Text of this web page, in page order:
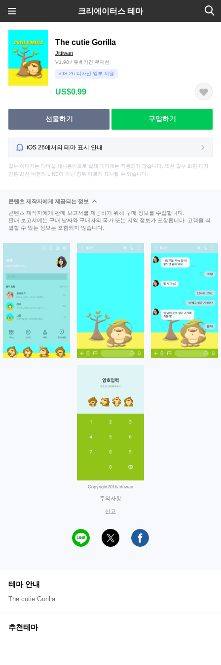
크리에이터스 테마
The cutie Gorilla
Jittiwan
V1.98 / 유효기간 무제한
iOS 26 디자인 일부 지원
US$0.99
선물하기 구입하기
iOS 26에서의 테마 표시 안내
일부 이미지는 테마샵 게시용이므로 실제 테마에는 적용되지 않습니다. 또한 일부 화면 디자
인은 최신 버전의 LINE이 아닌 경우 다르게 표시될 수 있습니다.
콘텐츠 제작자에게 제공되는 정보
콘텐츠 제작자에게 판매 보고서를 제공하기 위해 구매 정보를 수집합니다.
판매 보고서에는 구매 날짜와 구매자의 국가 또는 지역 정보가 포함됩니다. 고객을 식
별할 수 있는 정보는 포함되지 않습니다.
Copyright2016Jittiwan
주의사항
신고
테마 안내
The cutie Gorilla
추천테마